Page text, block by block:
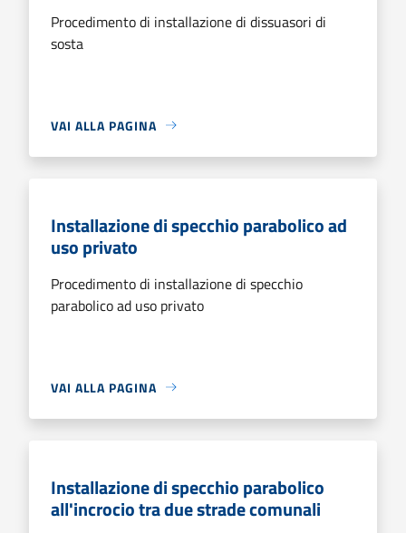
Procedimento di installazione di dissuasori di
sosta
VAI ALLA PAGINA
Installazione di specchio parabolico ad
uso privato
Procedimento di installazione di specchio
parabolico ad uso privato
VAI ALLA PAGINA
Installazione di specchio parabolico
all'incrocio tra due strade comunali